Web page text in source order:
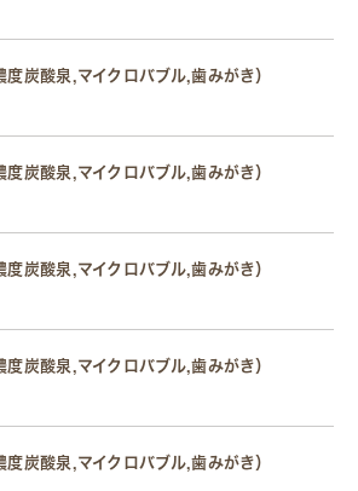
炭酸泉,マイクロバブル,歯みがき）
炭酸泉,マイクロバブル,歯みがき）
炭酸泉,マイクロバブル,歯みがき）
炭酸泉,マイクロバブル,歯みがき）
炭酸泉,マイクロバブル,歯みがき）